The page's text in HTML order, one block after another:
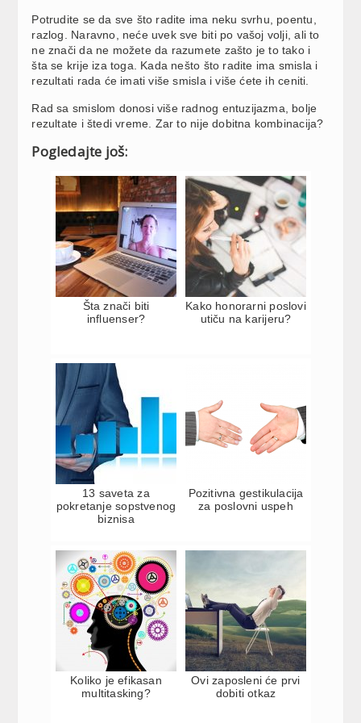
Potrudite se da sve što radite ima neku svrhu, poentu,
razlog. Naravno, neće uvek sve biti po vašoj volji, ali to
ne znači da ne možete da razumete zašto je to tako i
šta se krije iza toga. Kada nešto što radite ima smisla i
rezultati rada će imati više smisla i više ćete ih ceniti.
Rad sa smislom donosi više radnog entuzijazma, bolje
rezultate i štedi vreme. Zar to nije dobitna kombinacija?
Pogledajte još:
Šta znači biti
influenser?
Kako honorarni poslovi
utiču na karijeru?
13 saveta za
pokretanje sopstvenog
biznisa
Pozitivna gestikulacija
za poslovni uspeh
Koliko je efikasan
multitasking?
Ovi zaposleni će prvi
dobiti otkaz